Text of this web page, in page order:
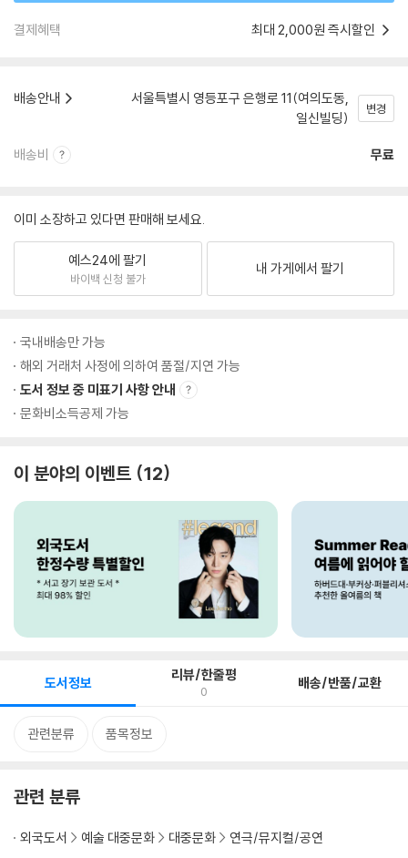
결제혜택 최대 2,000원 즉시할인
배송안내
서울특별시 영등포구 은행로 11(여의도동,
일신빌딩)
변경
배송비 무료
이미 소장하고 있다면 판매해 보세요.
예스24에 팔기
바이백 신청 불가
내 가게에서 팔기
국내배송만 가능
해외 거래처 사정에 의하여 품절/지연 가능
도서 정보 중 미표기 사항 안내
문화비소득공제 가능
이 분야의 이벤트 12
도서정보 리뷰/한줄평
0 배송/반품/교환
관련분류 품목정보
관련 분류
외국도서 예술 대중문화 대중문화 연극/뮤지컬/공연